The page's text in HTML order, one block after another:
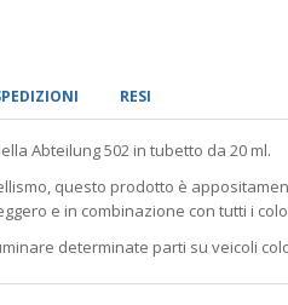
RESI
Abteilung 502 in tubetto da 20 ml.
questo prodotto è
e in combinazione con tutti i
determinate parti su veicoli